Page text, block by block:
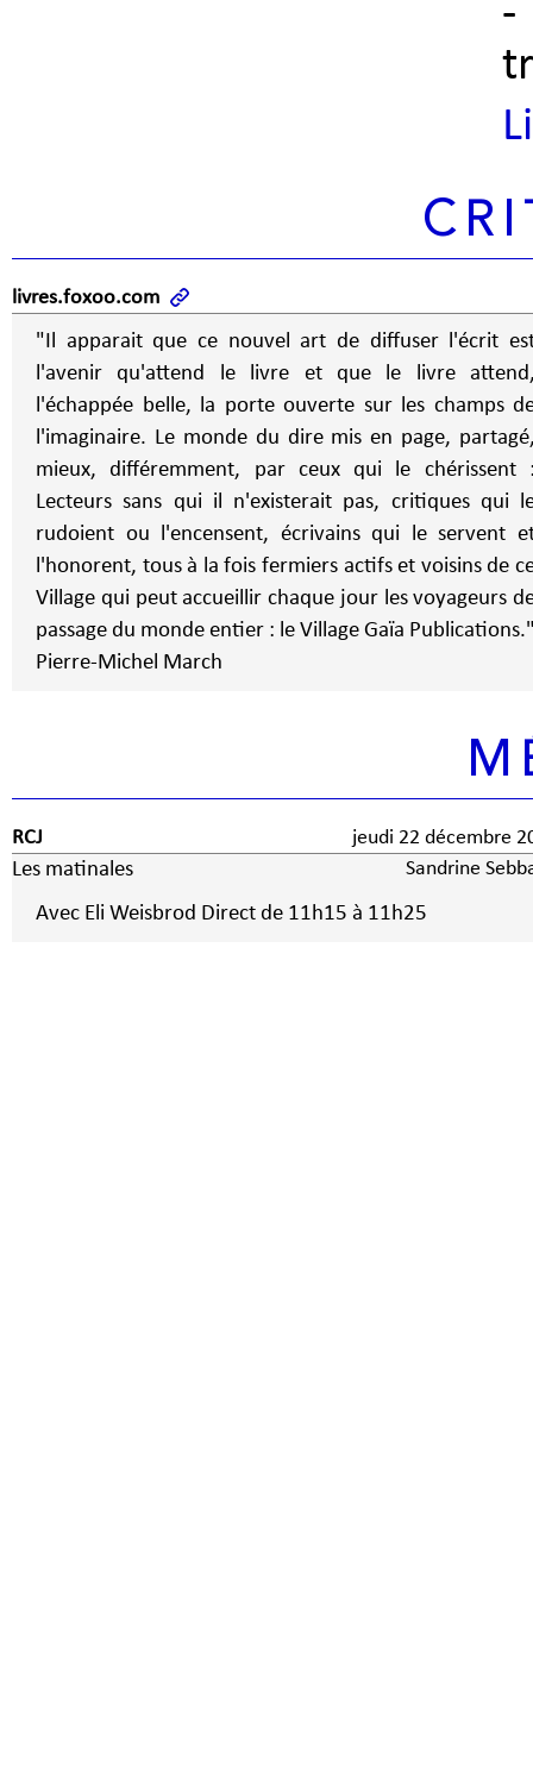
-
livres.foxoo.com
"Il apparait que ce nouvel art de diffuser l'écrit
l'avenir qu'attend le livre et que le livre
l'échappée belle, la porte ouverte sur les champs
l'imaginaire. Le monde du dire mis en page,
mieux, différemment, par ceux qui le chérissent
Lecteurs sans qui il n'existerait pas, critiques qui
rudoient ou l'encensent, écrivains qui le servent
l'honorent, tous à la fois fermiers actifs et voisins de
Village qui peut accueillir chaque jour les voyageurs
passage du monde entier : le Village Gaïa
Pierre-Michel March
RCJ jeudi 22 décembre
Les matinales Sandrine
Avec Eli Weisbrod Direct de 11h15 à 11h25